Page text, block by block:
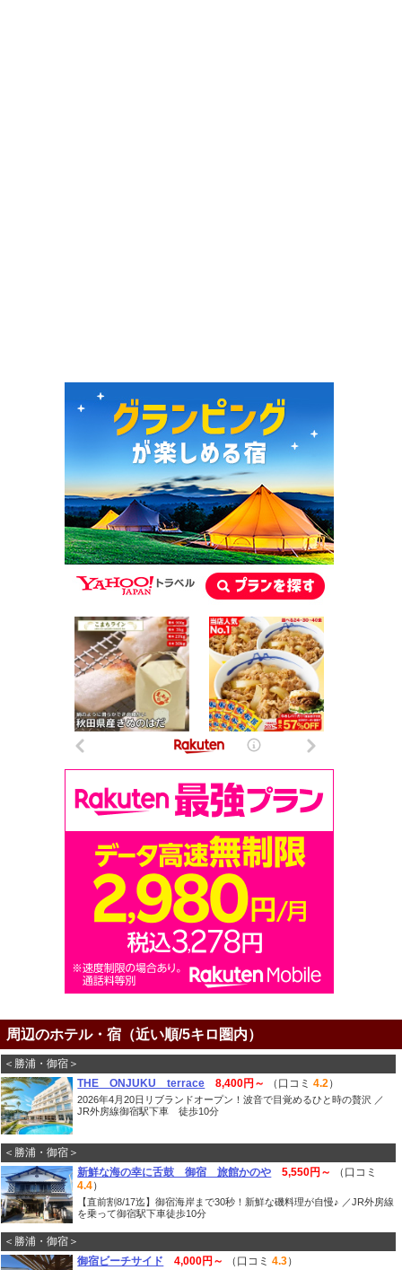
周辺のホテル・宿（近い順/5キロ圏内）
＜勝浦・御宿＞
THE ONJUKU terrace
8,400円～ （口コミ4.2）
2026年4月20日リブランドオープン！波音で目覚めるひと時の贅沢 ／
JR外房線御宿駅下車 徒歩10分
＜勝浦・御宿＞
新鮮な海の幸に舌鼓 御宿 旅館かのや
5,550円～
（口コミ
4.4）
【直前割8/17迄】御宿海岸まで30秒！新鮮な磯料理が自慢♪ ／JR外房線
を乗って御宿駅下車徒歩10分
＜勝浦・御宿＞
御宿ビーチサイド
4,000円～ （口コミ4.3）